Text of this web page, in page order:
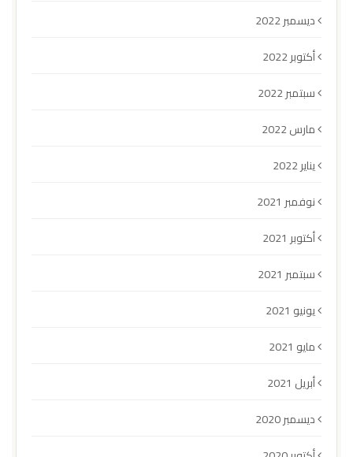
ديسمبر 2022
أكتوبر 2022
سبتمبر 2022
مارس 2022
يناير 2022
نوفمبر 2021
أكتوبر 2021
سبتمبر 2021
يونيو 2021
مايو 2021
أبريل 2021
ديسمبر 2020